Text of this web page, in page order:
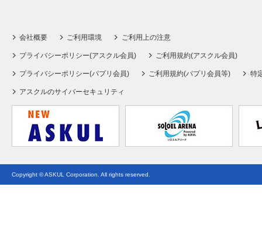
会社概要 ご利用環境 ご利用上の注意
プライバシーポリシー(アスクル会員) ご利用規約(アスクル会員)
プライバシーポリシー(パプリ会員) ご利用規約(パプリ会員等) 特
アスクルのサイバーセキュリティ
Copyright © ASKUL Corporation. All rights reserved.